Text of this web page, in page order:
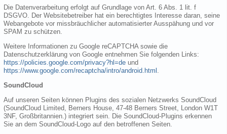
Die Datenverarbeitung erfolgt auf Grundlage von Art. 6 Abs. 1 lit. f
DSGVO. Der Websitebetreiber hat ein berechtigtes Interesse daran, seine
Webangebote vor missbräuchlicher automatisierter Ausspähung und vor
SPAM zu schützen.
Weitere Informationen zu Google reCAPTCHA sowie die
Datenschutzerklärung von Google entnehmen Sie folgenden Links:
https://policies.google.com/privacy?hl=de und
https://www.google.com/recaptcha/intro/android.html
SoundCloud
Auf unseren Seiten können Plugins des sozialen Netzwerks SoundCloud
(SoundCloud Limited, Berners House, 47-48 Berners Street, London W1T
3NF, Großbritannien.) integriert sein. Die SoundCloud-Plugins erkennen
Sie an dem SoundCloud-Logo auf den betroffenen Seiten.